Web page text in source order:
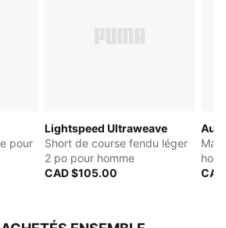
pour
Lightspeed Ultraweave
Short de course fendu léger
2 po pour homme
CAD $105.00